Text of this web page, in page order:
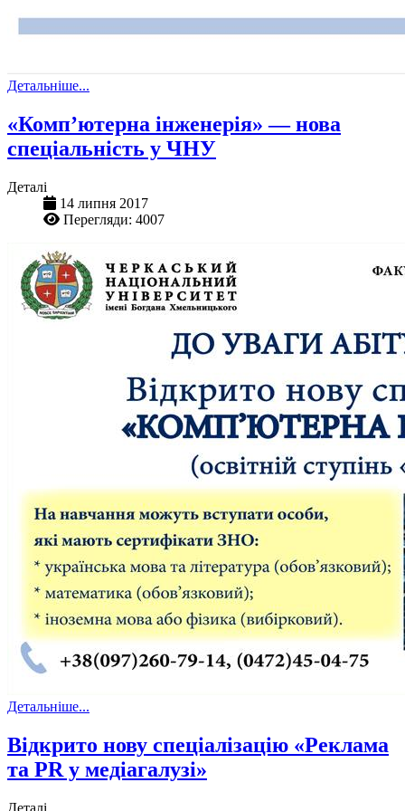
Детальніше...
«Комп’ютерна інженерія» — нова
спеціальність у ЧНУ
Деталі
14 липня 2017
Перегляди: 4007
Детальніше...
Відкрито нову спеціалізацію «Реклама
та PR у медіагалузі»
Деталі